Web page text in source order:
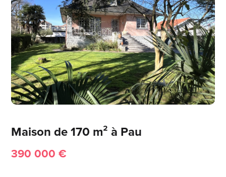
Maison de 170 m² à Pau
390 000 €